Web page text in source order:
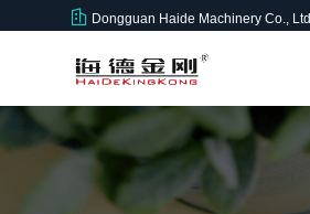
Dongguan Haide Machinery Co., Ltd